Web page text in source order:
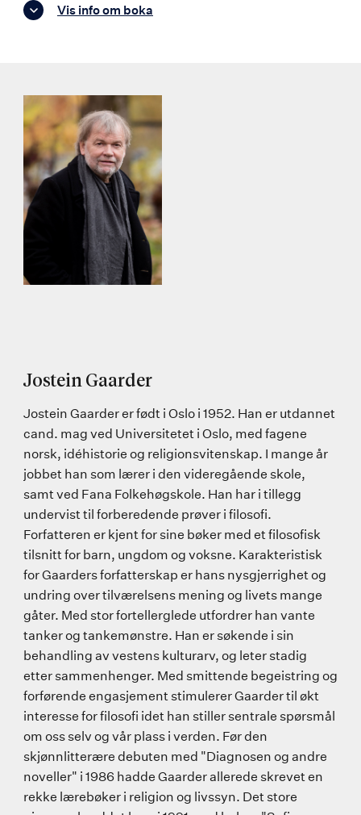
Vis info om boka
Jostein Gaarder
Jostein Gaarder er født i Oslo i 1952. Han er utdannet
cand. mag ved Universitetet i Oslo, med fagene
norsk, idéhistorie og religionsvitenskap. I mange år
jobbet han som lærer i den videregående skole,
samt ved Fana Folkehøgskole. Han har i tillegg
undervist til forberedende prøver i filosofi.
Forfatteren er kjent for sine bøker med et filosofisk
tilsnitt for barn, ungdom og voksne. Karakteristisk
for Gaarders forfatterskap er hans nysgjerrighet og
undring over tilværelsens mening og livets mange
gåter. Med stor fortellerglede utfordrer han vante
tanker og tankemønstre. Han er søkende i sin
behandling av vestens kulturarv, og leter stadig
etter sammenhenger. Med smittende begeistring og
forførende engasjement stimulerer Gaarder til økt
interesse for filosofi idet han stiller sentrale spørsmål
om oss selv og vår plass i verden. Før den
skjønnlitterære debuten med "Diagnosen og andre
noveller" i 1986 hadde Gaarder allerede skrevet en
rekke lærebøker i religion og livssyn. Det store